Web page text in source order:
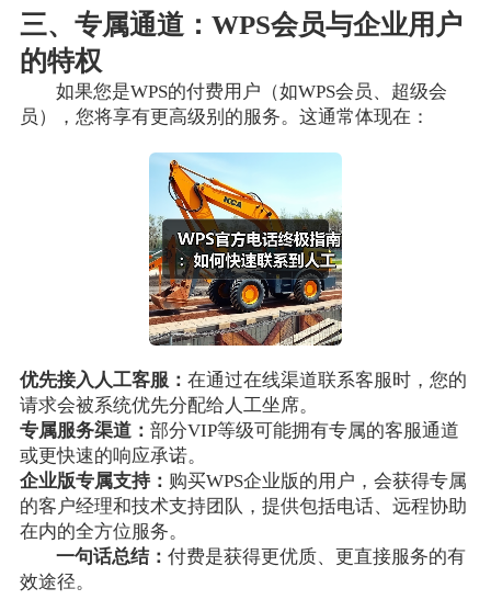
三、专属通道：WPS会员与企业用户
的特权
如果您是WPS的付费用户（如WPS会员、超级会
员），您将享有更高级别的服务。这通常体现在：
优先接入人工客服： 在通过在线渠道联系客服时，您的
请求会被系统优先分配给人工坐席。
专属服务渠道： 部分VIP等级可能拥有专属的客服通道
或更快速的响应承诺。
企业版专属支持： 购买WPS企业版的用户，会获得专属
的客户经理和技术支持团队，提供包括电话、远程协助
在内的全方位服务。
一句话总结：付费是获得更优质、更直接服务的有
效途径。